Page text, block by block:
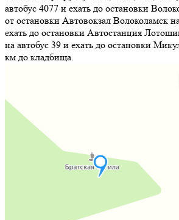
автобус 4077 и ехать до остановки
от остановки Автовокзал Волоколамск
ехать до остановки Автостанция
на автобус 39 и ехать до остановки
км до кладбища.